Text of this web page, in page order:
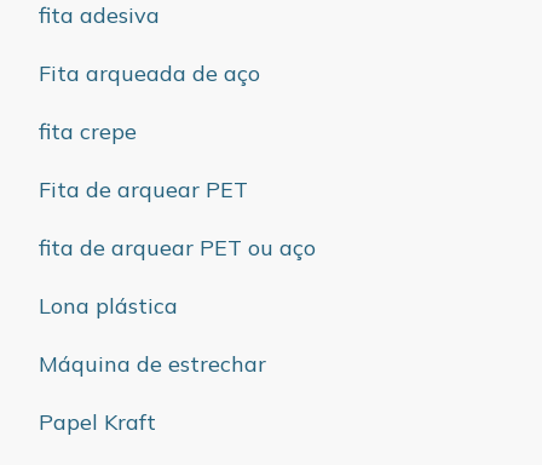
fita adesiva
Fita arqueada de aço
fita crepe
Fita de arquear PET
fita de arquear PET ou aço
Lona plástica
Máquina de estrechar
Papel Kraft